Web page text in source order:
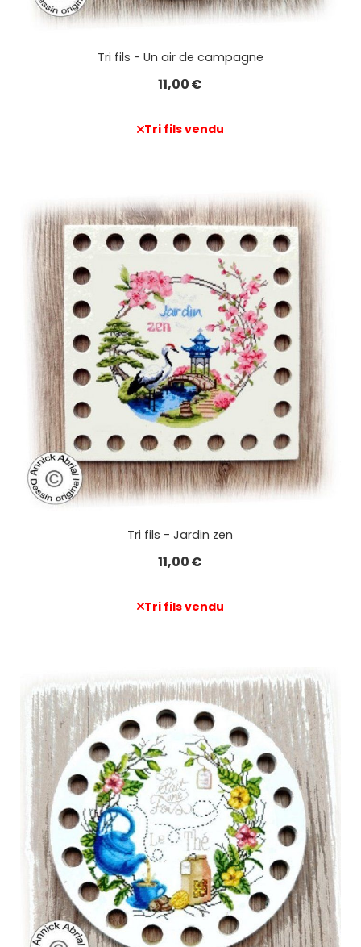
Tri fils - Un air de campagne
11,00€
Tri fils vendu
Tri fils - Jardin zen
11,00€
Tri fils vendu